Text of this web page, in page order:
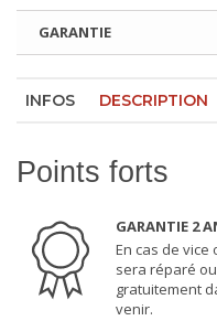
GARANTIE
INFOS DESCRIPTION
Points forts
GARANTIE 2
En cas de
sera réparé
gratuitement
venir.